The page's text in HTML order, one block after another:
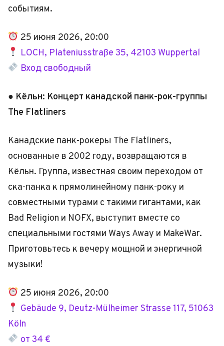
событиям.
25 июня 2026, 20:00
LOCH, Plateniusstraße 35, 42103 Wuppertal
Вход свободный
● Кёльн: Концерт канадской панк-рок-группы
The Flatliners
Канадские панк-рокеры The Flatliners,
основанные в 2002 году, возвращаются в
Кёльн. Группа, известная своим переходом от
ска-панка к прямолинейному панк-року и
совместными турами с такими гигантами, как
Bad Religion и NOFX, выступит вместе со
специальными гостями Ways Away и MakeWar.
Приготовьтесь к вечеру мощной и энергичной
музыки!
25 июня 2026, 20:00
Gebäude 9, Deutz-Mülheimer Strasse 117, 51063
Köln
от 34 €